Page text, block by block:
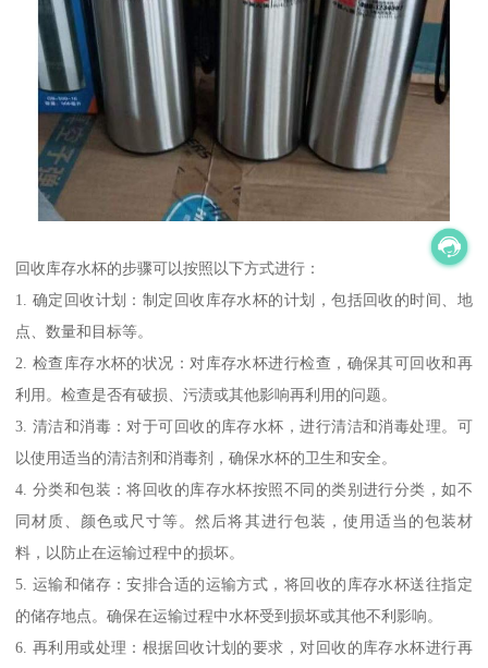
回收库存水杯的步骤可以按照以下方式进行：
1. 确定回收计划：制定回收库存水杯的计划，包括回收的时间、地
点、数量和目标等。
2. 检查库存水杯的状况：对库存水杯进行检查，确保其可回收和再
利用。检查是否有破损、污渍或其他影响再利用的问题。
3. 清洁和消毒：对于可回收的库存水杯，进行清洁和消毒处理。可
以使用适当的清洁剂和消毒剂，确保水杯的卫生和安全。
4. 分类和包装：将回收的库存水杯按照不同的类别进行分类，如不
同材质、颜色或尺寸等。然后将其进行包装，使用适当的包装材
料，以防止在运输过程中的损坏。
5. 运输和储存：安排合适的运输方式，将回收的库存水杯送往指定
的储存地点。确保在运输过程中水杯受到损坏或其他不利影响。
6. 再利用或处理：根据回收计划的要求，对回收的库存水杯进行再